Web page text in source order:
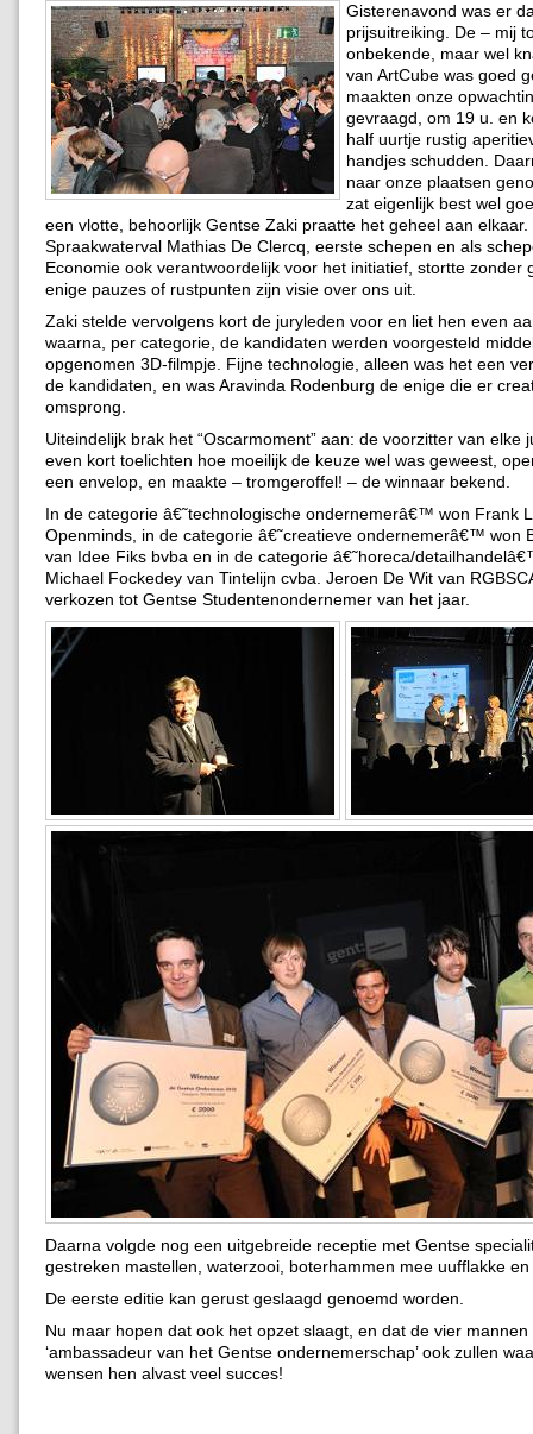
Gisterenavond was er
prijsuitreiking. De – mij
onbekende, maar wel
van ArtCube was goed
maakten onze
gevraagd, om 19 u. en
half uurtje rustig
handjes schudden.
naar onze plaatsen
zat eigenlijk best wel
een vlotte, behoorlijk Gentse Zaki praatte het geheel aan elkaar.
Spraakwaterval Mathias De Clercq, eerste schepen en als
Economie ook verantwoordelijk voor het initiatief, stortte zonder
enige pauzes of rustpunten zijn visie over ons uit.
Zaki stelde vervolgens kort de juryleden voor en liet hen even
waarna, per categorie, de kandidaten werden voorgesteld
opgenomen 3D-filmpje. Fijne technologie, alleen was het een
de kandidaten, en was Aravinda Rodenburg de enige die er
omsprong.
Uiteindelijk brak het “Oscarmoment” aan: de voorzitter van elke
even kort toelichten hoe moeilijk de keuze wel was geweest,
een envelop, en maakte – tromgeroffel! – de winnaar bekend.
In de categorie â€˜technologische ondernemerâ€™ won Frank
Openminds, in de categorie â€˜creatieve ondernemerâ€™ won
van Idee Fiks bvba en in de categorie â€˜horeca/
Michael Fockedey van Tintelijn cvba. Jeroen De Wit van
verkozen tot Gentse Studentenondernemer van het jaar.
Daarna volgde nog een uitgebreide receptie met Gentse
gestreken mastellen, waterzooi, boterhammen mee uufflakke
De eerste editie kan gerust geslaagd genoemd worden.
Nu maar hopen dat ook het opzet slaagt, en dat de vier mannen
‘ambassadeur van het Gentse ondernemerschap’ ook zullen
wensen hen alvast veel succes!